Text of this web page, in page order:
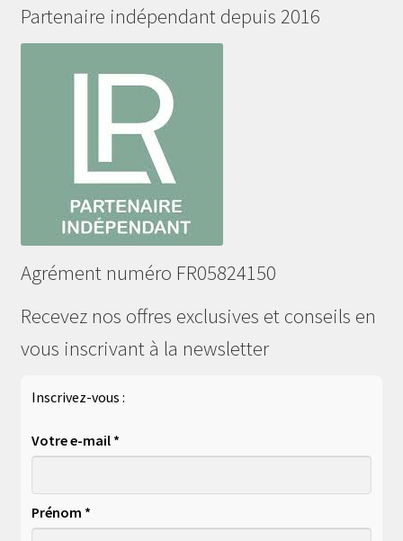
Partenaire indépendant depuis 2016
Agrément numéro FR05824150
Recevez nos offres exclusives et conseils en
vous inscrivant à la newsletter
Inscrivez-vous :
Votre e-mail *
Prénom *